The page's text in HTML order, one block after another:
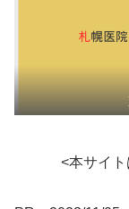
<本サイ